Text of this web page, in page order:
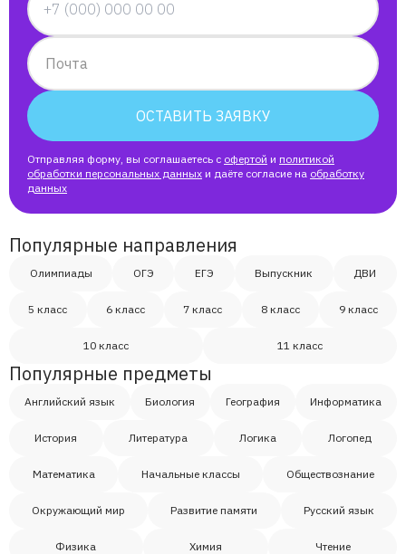
Почта
ОСТАВИТЬ ЗАЯВКУ
Отправляя форму, вы соглашаетесь с офертой и политикой
обработки персональных данных и даёте согласие на обработку
данных
Популярные направления
Олимпиады ОГЭ ЕГЭ Выпускник ДВИ
5 класс 6 класс 7 класс 8 класс 9 класс
10 класс 11 класс
Популярные предметы
Английский язык Биология География Информатика
История Литература Логика Логопед
Математика Начальные классы Обществознание
Окружающий мир Развитие памяти Русский язык
Физика Химия Чтение